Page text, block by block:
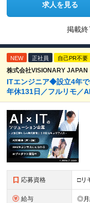
求人を見る
掲載終
NEW 正社員 自己PR不要
株式会社VISIONARY JAPAN
ITエンジニア◆設立4年
年休131日／フルリモ／
応募資格
給与